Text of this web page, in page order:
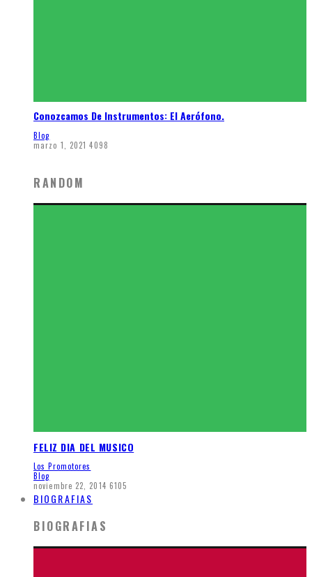
Conozcamos De Instrumentos: El Aerófono.
Blog
marzo 1, 2021 4098
RANDOM
FELIZ DIA DEL MUSICO
Los Promotores
Blog
noviembre 22, 2014 6105
BIOGRAFIAS
BIOGRAFIAS